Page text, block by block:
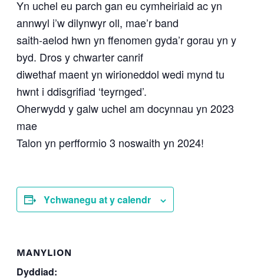
Yn uchel eu parch gan eu cymheiriaid ac yn
annwyl i’w dilynwyr oll, mae’r band
saith-aelod hwn yn ffenomen gyda’r gorau yn y
byd. Dros y chwarter canrif
diwethaf maent yn wirioneddol wedi mynd tu
hwnt i ddisgrifiad ‘teyrnged’.
Oherwydd y galw uchel am docynnau yn 2023
mae
Talon yn perfformio 3 noswaith yn 2024!
Ychwanegu at y calendr
MANYLION
Dyddiad: